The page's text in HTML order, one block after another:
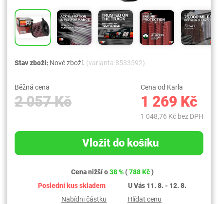
Stav zboží: Nové zboží. (varianta 8533592)
Běžná cena
2 057 Kč
Cena od Karla
1 269 Kč
1 048,76 Kč bez DPH
Vložit do košíku
Cena nižší o38 %(788 Kč)
Poslední kus skladem
U Vás 11. 8. - 12. 8.
Nabídni částku
Hlídat cenu